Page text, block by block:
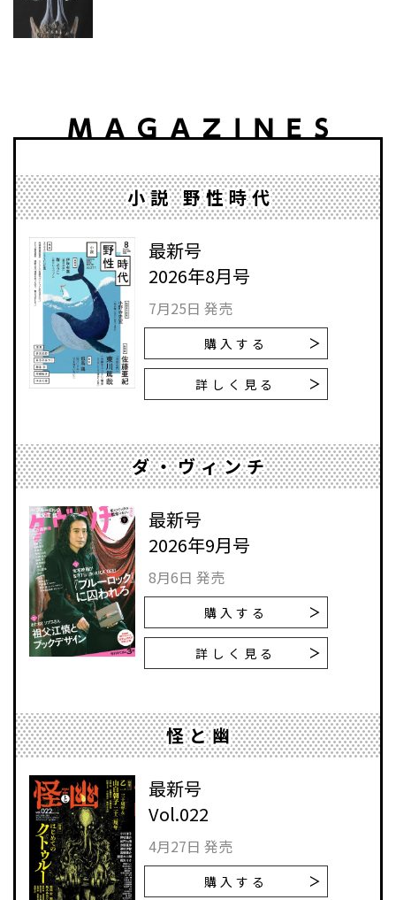
小説 野性時代
最新号
2026年8月号
7月25日 発売
購入する
詳しく見る
ダ・ヴィンチ
最新号
2026年9月号
8月6日 発売
購入する
詳しく見る
怪と幽
最新号
Vol.022
4月27日 発売
購入する